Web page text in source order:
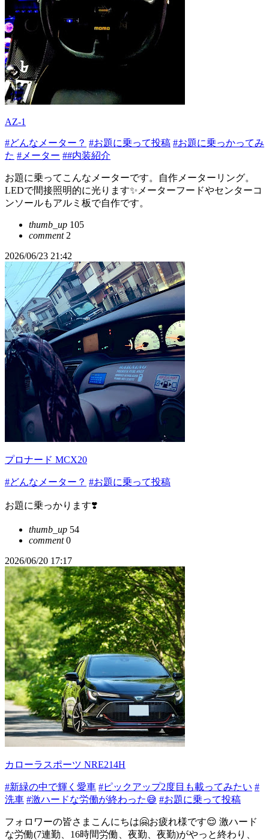
AZ-1
#どんなメーター？ #お題に乗って投稿 #お題に乗っかってみ
た #メーター ##内装紹介
お題に乗ってこんなメーターです。自作メーターリング。
LEDで間接照明的に光ります✨メーターフードやセンターコ
ンソールもアルミ板で自作です。
thumb_up 105
comment2
2026/06/23 21:42
プロナード MCX20
#どんなメーター？ #お題に乗って投稿
お題に乗っかります❣️
thumb_up 54
comment0
2026/06/20 17:17
カローラスポーツ NRE214H
#新緑の中で輝く愛車 #ピックアップ2度目も載ってみたい #
洗車 #激ハードな労働が終わった😅 #お題に乗って投稿
フォロワーの皆さまこんにちは🤗お疲れ様です😌 激ハード
な労働(7連勤、16時間労働、夜勤、夜勤)がやっと終わり、